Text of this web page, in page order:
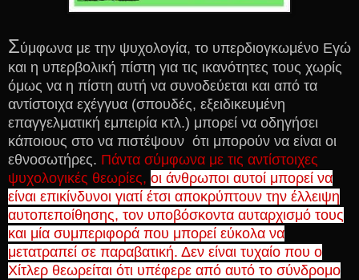
Σύμφωνα με την ψυχολογία, το υπερδιογκωμένο Εγώ
και η υπερβολική πίστη για τις ικανότητες τους χωρίς
όμως να η πίστη αυτή να συνοδεύεται και από τα
αντίστοιχα εχέγγυα (σπουδές, εξειδικευμένη
επαγγελματική εμπειρία κτλ.) μπορεί να οδηγήσει
κάποιους στο να πιστέψουν ότι μπορούν να είναι οι
εθνοσωτήρες. Πάντα σύμφωνα με τις αντίστοιχες
ψυχολογικές θεωρίες, οι άνθρωποι αυτοί μπορεί να
είναι επικίνδυνοι γιατί έτσι αποκρύπτουν την έλλειψη
αυτοπεποίθησης, τον υποβόσκοντα αυταρχισμό τους
και μία συμπεριφορά που μπορεί εύκολα να
μετατραπεί σε παραβατική. Δεν είναι τυχαίο που ο
Χίτλερ θεωρείται ότι υπέφερε από αυτό το σύνδρομο